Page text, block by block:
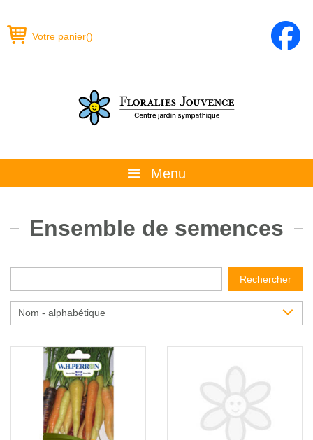
Votre panier()
Menu
La boutique
Conseils
Calendrier horticole
Service à la clientèle
Ensemble de semences
Rechercher
Nom - alphabétique